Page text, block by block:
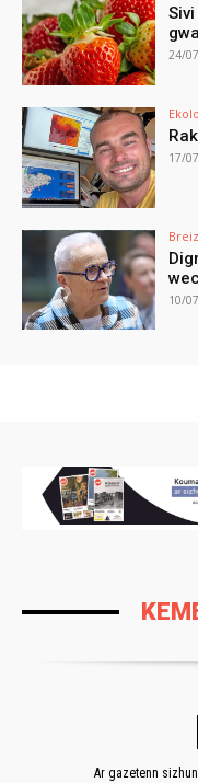
24/
17/
10/
Ar gazetenn